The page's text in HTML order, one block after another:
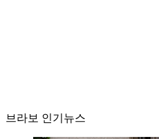
브라보 인기뉴스